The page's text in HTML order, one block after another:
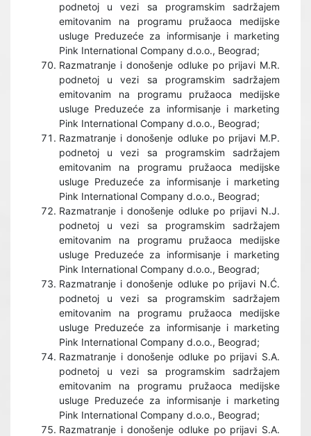
podnetoj u vezi sa programskim sadržajem
emitovanim na programu pružaoca medijske
usluge Preduzeće za informisanje i marketing
Pink International Company d.o.o., Beograd;
Razmatranje i donošenje odluke po prijavi M.R.
podnetoj u vezi sa programskim sadržajem
emitovanim na programu pružaoca medijske
usluge Preduzeće za informisanje i marketing
Pink International Company d.o.o., Beograd;
Razmatranje i donošenje odluke po prijavi M.P.
podnetoj u vezi sa programskim sadržajem
emitovanim na programu pružaoca medijske
usluge Preduzeće za informisanje i marketing
Pink International Company d.o.o., Beograd;
Razmatranje i donošenje odluke po prijavi N.J.
podnetoj u vezi sa programskim sadržajem
emitovanim na programu pružaoca medijske
usluge Preduzeće za informisanje i marketing
Pink International Company d.o.o., Beograd;
Razmatranje i donošenje odluke po prijavi N.Ć.
podnetoj u vezi sa programskim sadržajem
emitovanim na programu pružaoca medijske
usluge Preduzeće za informisanje i marketing
Pink International Company d.o.o., Beograd;
Razmatranje i donošenje odluke po prijavi S.A.
podnetoj u vezi sa programskim sadržajem
emitovanim na programu pružaoca medijske
usluge Preduzeće za informisanje i marketing
Pink International Company d.o.o., Beograd;
Razmatranje i donošenje odluke po prijavi S.A.